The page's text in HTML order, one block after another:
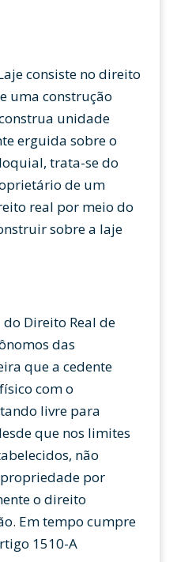
consiste no direito
uma construção
unidade
erguida sobre o
trata-se do
de um
real por meio do
sobre a laje
Direito Real de
das
que a cedente
com o
livre para
que nos limites
não
por
o direito
Em tempo cumpre
1510-A